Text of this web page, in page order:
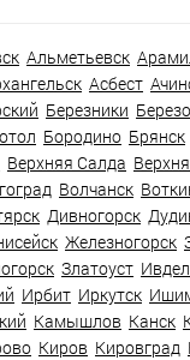
Альметьевск
Асбест
Березники
Бородино Брянск
Верхняя Салда
Волчанск
Дивногорск
Железногорск
Златоуст
Ирбит Иркутск
Камышлов Канск
Киров Кировград